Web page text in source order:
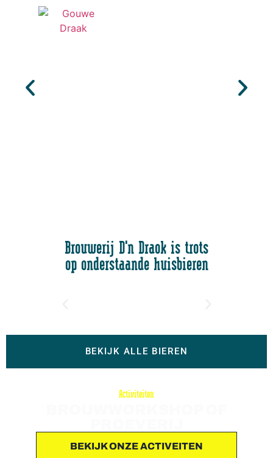
Brouwerij D'n Draok is trots
op onderstaande huisbieren
BEKIJK ALLE BIEREN
Activiteiten
BEKIJK ONZE ACTIVEITEN